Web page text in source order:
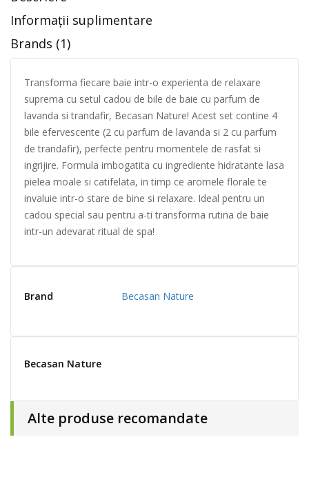
Informații suplimentare
Brands (1)
Transforma fiecare baie intr-o experienta de relaxare
suprema cu setul cadou de bile de baie cu parfum de
lavanda si trandafir, Becasan Nature! Acest set contine 4
bile efervescente (2 cu parfum de lavanda si 2 cu parfum
de trandafir), perfecte pentru momentele de rasfat si
ingrijire. Formula imbogatita cu ingrediente hidratante lasa
pielea moale si catifelata, in timp ce aromele florale te
invaluie intr-o stare de bine si relaxare. Ideal pentru un
cadou special sau pentru a-ti transforma rutina de baie
intr-un adevarat ritual de spa!
Brand Becasan Nature
Becasan Nature
Alte produse recomandate